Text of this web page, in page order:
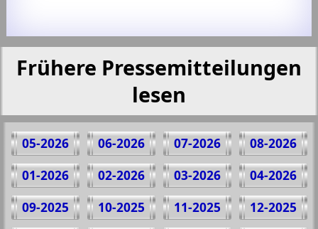
Frühere Pressemitteilungen
lesen
08-2026
07-2026
06-2026
05-2026
04-2026
03-2026
02-2026
01-2026
12-2025
11-2025
10-2025
09-2025